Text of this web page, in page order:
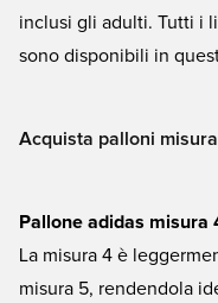
inclusi gli adulti. Tutti i
sono disponibili in
Acquista palloni
Pallone adidas misura
La misura 4 è
misura 5, rendendola